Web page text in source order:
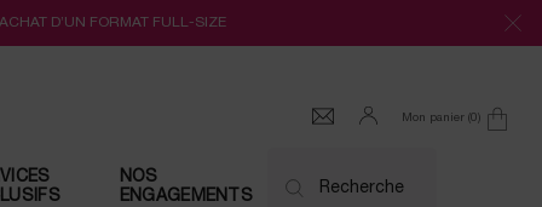
D’UN FORMAT FULL-SIZE
Mon panier 0
0 produit
NOS
ENGAGEMENTS
Recherche